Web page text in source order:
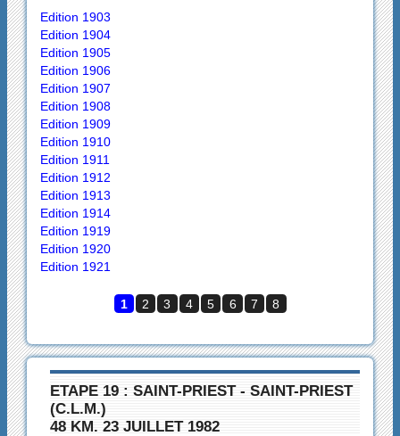
Edition 1903
Edition 1904
Edition 1905
Edition 1906
Edition 1907
Edition 1908
Edition 1909
Edition 1910
Edition 1911
Edition 1912
Edition 1913
Edition 1914
Edition 1919
Edition 1920
Edition 1921
1 2 3 4 5 6 7 8
ETAPE 19 : SAINT-PRIEST - SAINT-PRIEST
(C.L.M.)
48 KM. 23 JUILLET 1982